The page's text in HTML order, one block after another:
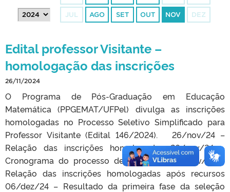
PORTARIAS JUL AGO SET OUT NOV DEZ
Edital professor Visitante –
homologação das inscrições
26/11/2024
O Programa de Pós-Graduação em Educação
Matemática (PPGEMAT/UFPel) divulga as inscrições
homologadas no Processo Seletivo Simplificado para
Professor Visitante (Edital 146/2024). 26/nov/24 –
Relação das inscrições homologadas 26/nov/24 –
Cronograma do processo de seleção 29/nov/24 –
Relação das inscrições homologadas após recursos
06/dez/24 – Resultado da primeira fase da seleção